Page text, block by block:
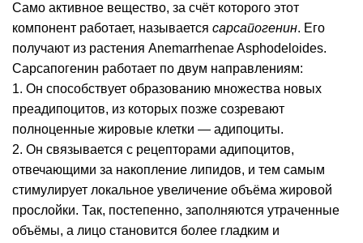
Само активное вещество, за счёт которого этот
компонент работает, называется сарсапогенин. Его
получают из растения Anemarrhenae Asphodeloides.
Сарсапогенин работает по двум направлениям:
1. Он способствует образованию множества новых
преадипоцитов, из которых позже созревают
полноценные жировые клетки — адипоциты.
2. Он связывается с рецепторами адипоцитов,
отвечающими за накопление липидов, и тем самым
стимулирует локальное увеличение объёма жировой
прослойки. Так, постепенно, заполняются утраченные
объёмы, а лицо становится более гладким и